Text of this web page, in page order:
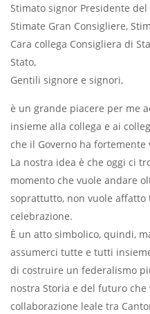
Stimato signor Presidente del
Stimate Gran Consigliere,
Cara collega Consigliera di
Stato,
Gentili signore e signori,
è un grande piacere per me
insieme alla collega e ai
che il Governo ha fortemente
La nostra idea è che oggi ci
momento che vuole andare
soprattutto, non vuole affatto
celebrazione.
È un atto simbolico, quindi,
assumerci tutte e tutti
di costruire un federalismo
nostra Storia e del futuro
collaborazione leale tra